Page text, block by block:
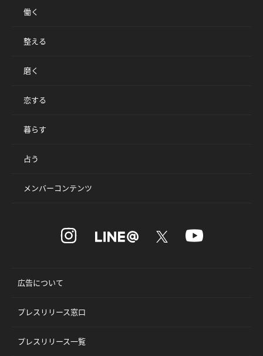
働く
整える
磨く
恋する
暮らす
占う
メンバーコンテンツ
広告について
プレスリリース窓口
プレスリリース一覧